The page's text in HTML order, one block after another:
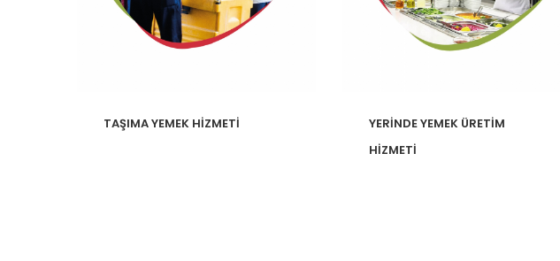
TAŞIMA YEMEK HİZMETİ
YERİNDE YEMEK ÜRETİM
HİZMETİ